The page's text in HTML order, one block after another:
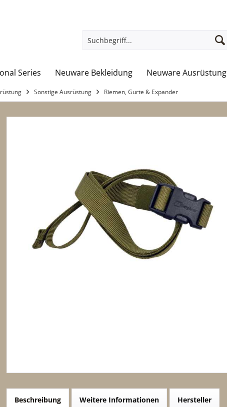
Series Neuware Bekleidung Neuware Ausrüstung
Sonstige Ausrüstung Riemen, Gurte & Expander
Beschreibung Weitere Informationen Hersteller